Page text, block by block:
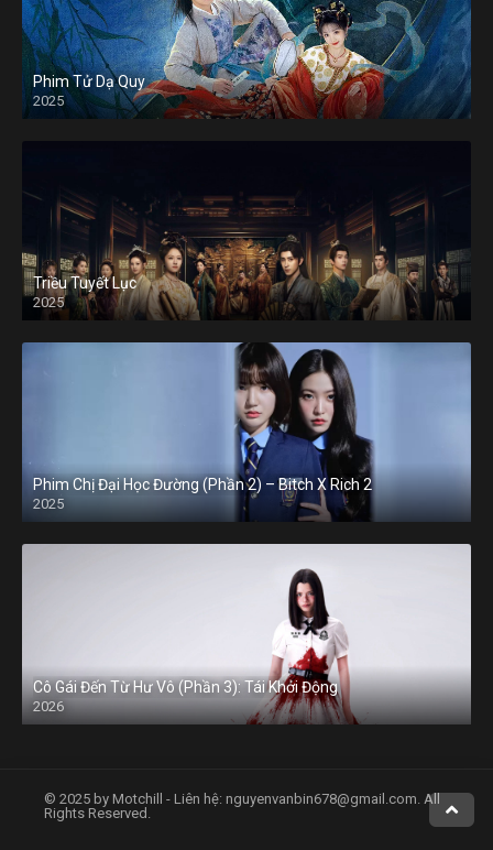
Phim Tử Dạ Quy
2025
Triều Tuyết Lục
2025
Phim Chị Đại Học Đường (Phần 2) – Bitch X Rich 2
2025
Cô Gái Đến Từ Hư Vô (Phần 3): Tái Khởi Động
2026
© 2025 by Motchill - Liên hệ: nguyenvanbin678@gmail.com . All
Rights Reserved.